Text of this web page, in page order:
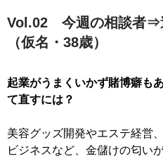
Vol.02 今週の相談者⇒
（仮名・38歳）
起業がうまくいかず賭博癖も
て直すには？
美容グッズ開発やエステ経営
ビジネスなど、金儲けの匂い